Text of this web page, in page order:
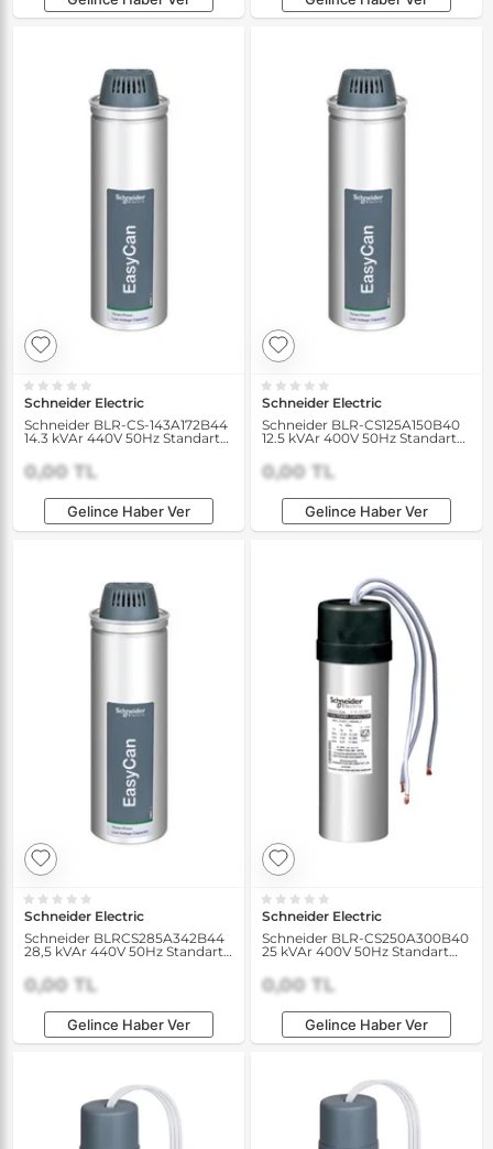
Schneider Electric
Schneider BLR-CS-143A172B44
14.3 kVAr 440V 50Hz Standart
0,00 TL
Gelince Haber Ver
Schneider Electric
Schneider BLR-CS125A150B40
12.5 kVAr 400V 50Hz Standart
0,00 TL
Gelince Haber Ver
Schneider Electric
Schneider BLRCS285A342B44
28,5 kVAr 440V 50Hz Standart
Yük Kondansatörü
0,00 TL
Gelince Haber Ver
Schneider Electric
Schneider BLR-CS250A300B40
25 kVAr 400V 50Hz Standart
0,00 TL
Gelince Haber Ver